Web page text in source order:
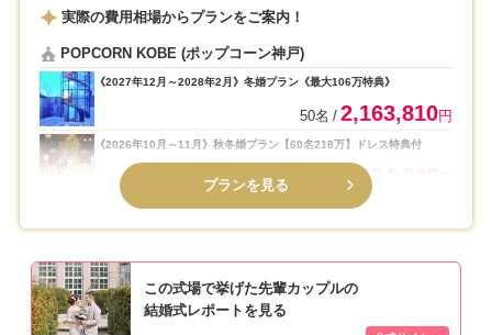
実際の費用相場からプランをご案内！
POPCORN KOBE (ポップコーン神戸)
《2027年12月～2028年2月》冬婚プラン《最大106万特典》
50名 2,163,810円
《2026年10月～11月》秋冬婚プラン【60名218万】ドレス特典付
2,184,248
プランを見る
この式場で挙げた先輩カップルの
結婚式レポートを見る